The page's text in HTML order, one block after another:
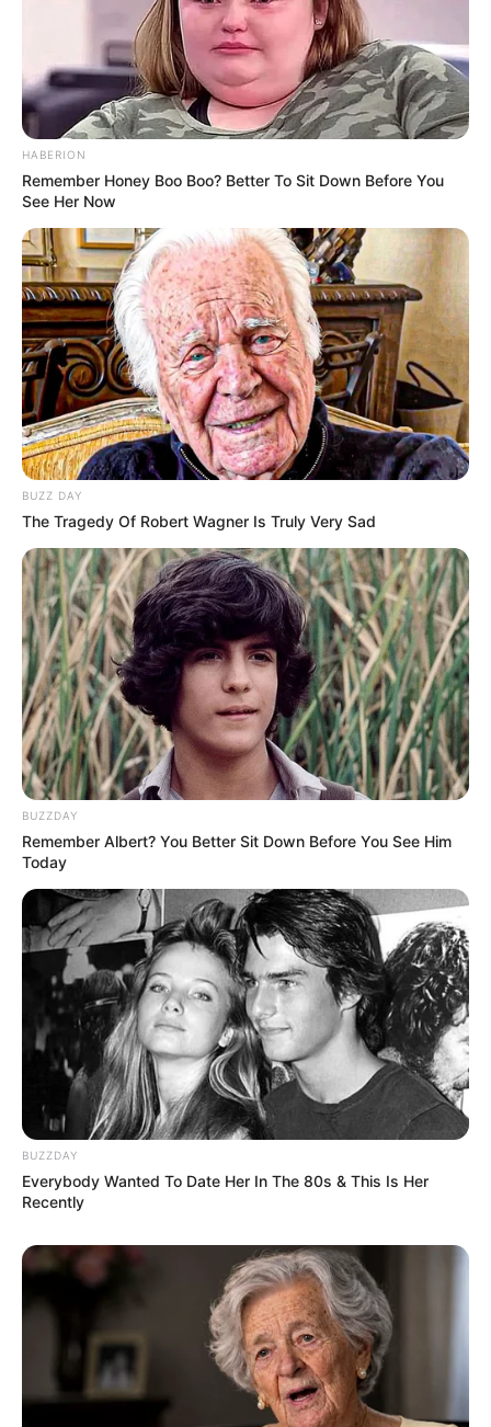
LIHAT ARTIKEL LAINNYA
Nyimas Ratu Rafa Shenina Cinnamon
Megan Domani Beby Tsabina
Salshabilla Adriani Cut Syifa
TULIS KOMENTAR
Alamat email Anda tidak akan dipublikasikan. Ruas yang wajib ditandai
HABERION
Remember Honey Boo Boo? Better To Sit Down Before You
See Her Now
BUZZ DAY
The Tragedy Of Robert Wagner Is Truly Very Sad
BUZZDAY
Remember Albert? You Better Sit Down Before You See Him
Today
BUZZDAY
Everybody Wanted To Date Her In The 80s & This Is Her
Recently